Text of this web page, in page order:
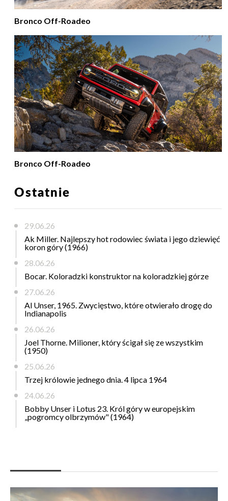
Bronco Off-Roadeo
Bronco Off-Roadeo
Ostatnie
29.06.26
Ak Miller. Najlepszy hot rodowiec świata i jego dziewięć
koron góry (1966)
28.06.26
Bocar. Koloradzki konstruktor na koloradzkiej górze
27.06.26
Al Unser, 1965. Zwycięstwo, które otwierało drogę do
Indianapolis
26.06.26
Joel Thorne. Milioner, który ścigał się ze wszystkim
(1950)
25.06.26
Trzej królowie jednego dnia. 4 lipca 1964
24.06.26
Bobby Unser i Lotus 23. Król góry w europejskim
„pogromcy olbrzymów" (1964)